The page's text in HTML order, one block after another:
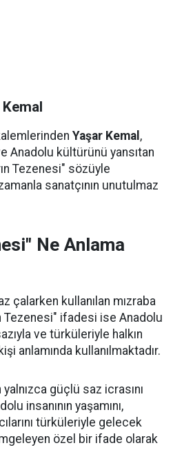
Yaşar Kemal ,
Anadolu kültürünü yansıtan
Tezenesi" sözüyle
sanatçının unutulmaz
Ne Anlama
çalarken kullanılan mızraba
Tezenesi" ifadesi ise Anadolu
ve türküleriyle halkın
anlamında kullanılmaktadır.
yalnızca güçlü saz icrasını
insanının yaşamını,
türküleriyle gelecek
özel bir ifade olarak